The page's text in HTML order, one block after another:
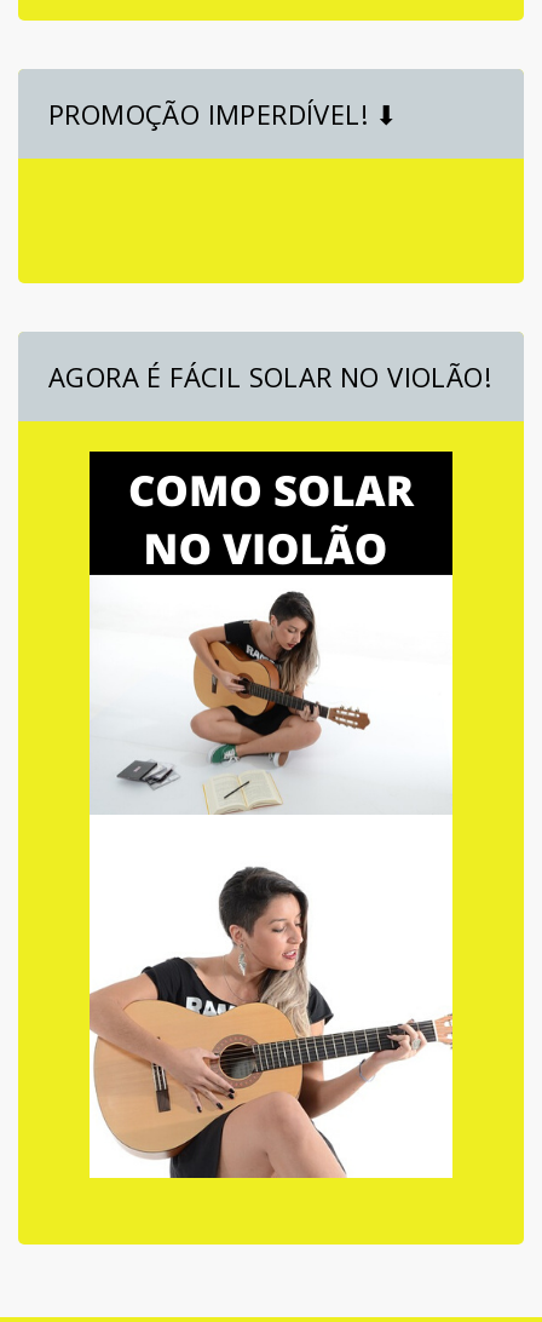
PROMOÇÃO IMPERDÍVEL! ⬇
AGORA É FÁCIL SOLAR NO VIOLÃO!